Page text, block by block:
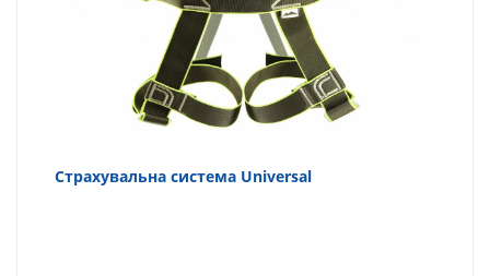
Страхувальна система Universal